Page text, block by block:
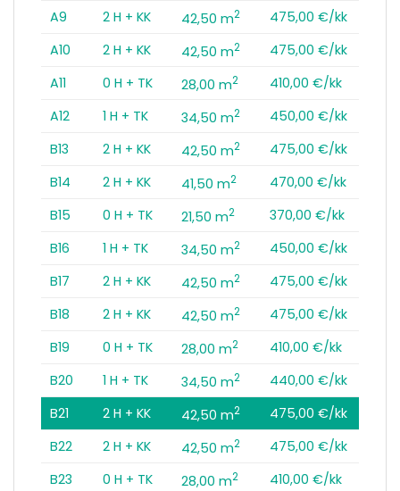
A9
2 H + KK 42,50 m2
475,00 €/kk
A10
2 H + KK 42,50 m2
475,00 €/kk
A11
0 H + TK 28,00 m2
410,00 €/kk
A12
1 H + TK 34,50 m2
450,00 €/kk
B13
2 H + KK 42,50 m2
475,00 €/kk
B14
2 H + KK 41,50 m2
470,00 €/kk
B15
0 H + TK 21,50 m2
370,00 €/kk
B16
1 H + TK 34,50 m2
450,00 €/kk
B17
2 H + KK 42,50 m2
475,00 €/kk
B18
2 H + KK 42,50 m2
475,00 €/kk
B19
0 H + TK 28,00 m2
410,00 €/kk
B20
1 H + TK 34,50 m2
440,00 €/kk
B21
2 H + KK 42,50 m2
475,00 €/kk
B22
2 H + KK 42,50 m2
475,00 €/kk
B23
0 H + TK 28,00 m2
410,00 €/kk